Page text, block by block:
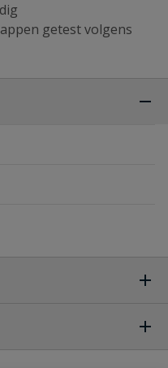
getest volgens